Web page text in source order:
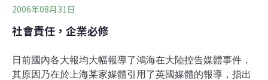
2006年08月31日
社會責任，企業必修
日前國內各大報均大幅報導了鴻海在大陸控告媒體事件，
其原因乃在於上海某家媒體引用了英國媒體的報導，指出